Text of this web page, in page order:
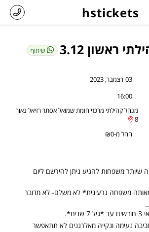
hstickets
ראשון 3.12 שיתוף
03 דצמבר, 2023
16:00
מנהל קהילתי מרכזי חומת שמואל אסתר רזיאל נאור
8
החל מ-₪0
שיותר משפחות להגיע ניתן להירשם ליום
משפחה גרעינית* לא משלם- לא מדובר
נעימה ונקייה מאלרגנים לא תתאפשר